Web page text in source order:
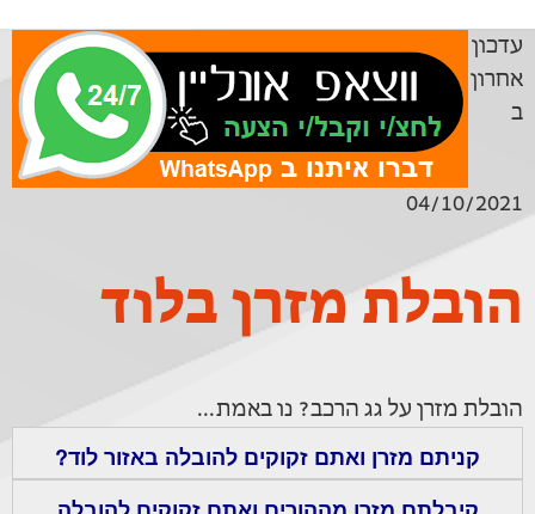
עדכון
אחרון
ב
04/10/2021
הובלת מזרן בלוד
הובלת מזרן על גג הרכב? נו באמת...
קניתם מזרן ואתם זקוקים להובלה באזור לוד?